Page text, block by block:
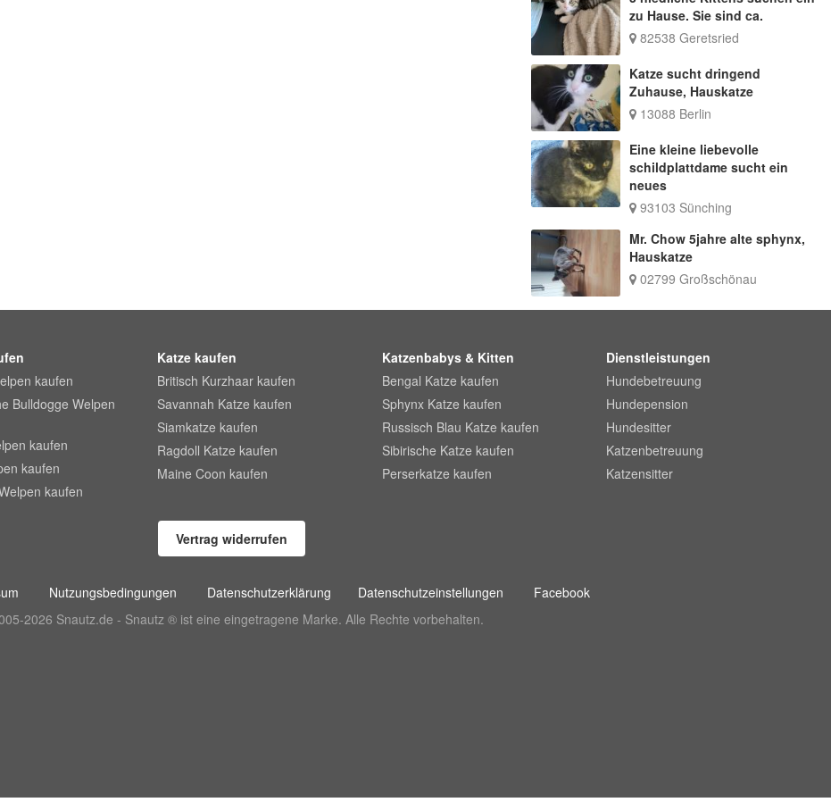
zu Hause. Sie sind ca.
82538 Geretsried
Katze sucht dringend
Zuhause, Hauskatze
13088 Berlin
Eine kleine liebevolle
schildplattdame sucht ein
neues
93103 Sünching
Mr. Chow 5jahre alte sphynx,
Hauskatze
02799 Großschönau
kaufen
Bulldogge Welpen
kaufen
kaufen
kaufen
Katze kaufen
Britisch Kurzhaar kaufen
Savannah Katze kaufen
Siamkatze kaufen
Ragdoll Katze kaufen
Maine Coon kaufen
Katzenbabys & Kitten
Bengal Katze kaufen
Sphynx Katze kaufen
Russisch Blau Katze kaufen
Sibirische Katze kaufen
Perserkatze kaufen
Dienstleistungen
Hundebetreuung
Hundepension
Hundesitter
Katzenbetreuung
Katzensitter
Vertrag widerrufen
Nutzungsbedingungen Datenschutzerklärung Datenschutzeinstellungen
Facebook
2026 Snautz.de - Snautz ® ist eine eingetragene Marke. Alle Rechte vorbehalten.